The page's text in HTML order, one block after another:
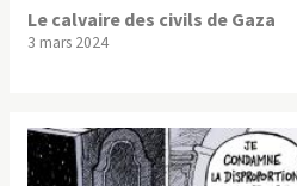
Le calvaire des civils de Gaza
3 mars 2024